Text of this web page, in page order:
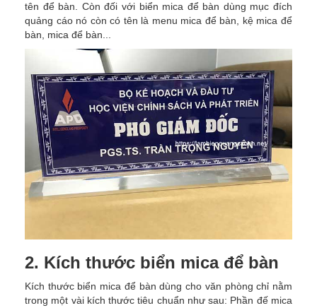
tên để bàn. Còn đối với biển mica để bàn dùng mục đích
quảng cáo nó còn có tên là menu mica để bàn, kệ mica để
bàn, mica để bàn...
2. Kích thước biển mica để bàn
Kích thước biển mica để bàn dùng cho văn phòng chỉ nằm
trong một vài kích thước tiêu chuẩn như sau: Phần đế mica